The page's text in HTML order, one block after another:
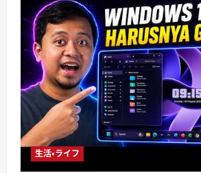
生活・ライフ